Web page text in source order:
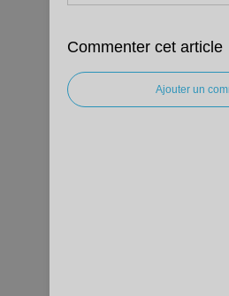
Commenter cet article
Ajouter un